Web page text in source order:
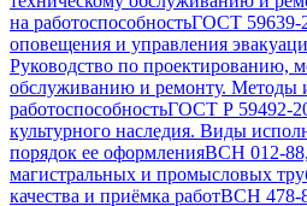
на работоспособностьГОСТ 59639-
оповещения и управления
Руководство по проектированию,
обслуживанию и ремонту. Методы
работоспособностьГОСТ Р 59492-
культурного наследия. Виды
порядок ее оформленияВСН 012-
магистральных и промысловых
качества и приёмка работВСН 478-